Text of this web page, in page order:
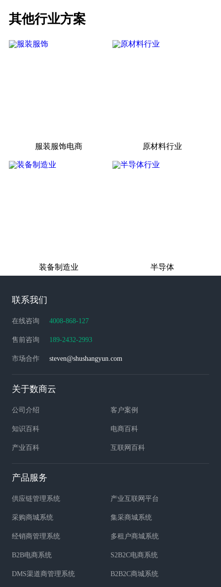
其他行业方案
服装服饰电商 原材料行业
装备制造业 半导体
联系我们
在线咨询 4008-868-127
售前咨询 189-2432-2993
市场合作 steven@shushangyun.com
关于数商云
公司介绍 客户案例
知识百科 电商百科
产业百科 互联网百科
产品服务
供应链管理系统 产业互联网平台
采购商城系统 集采商城系统
经销商管理系统 多租户商城系统
B2B电商系统 S2B2C电商系统
DMS渠道商管理系统 B2B2C商城系统